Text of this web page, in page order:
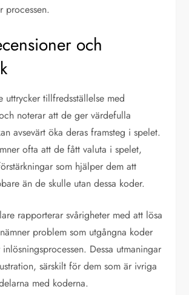
processen.
och
uttrycker tillfredsställelse med
noterar att de ger värdefulla
avsevärt öka deras framsteg i spelet.
ofta att de fått valuta i spelet,
som hjälper dem att
än de skulle utan dessa koder.
rapporterar svårigheter med att lösa
problem som utgångna koder
Dessa utmaningar
särskilt för dem som är ivriga
med koderna.